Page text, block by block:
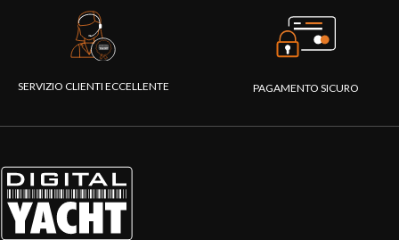
SERVIZIO CLIENTI ECCELLENTE PAGAMENTO SICURO